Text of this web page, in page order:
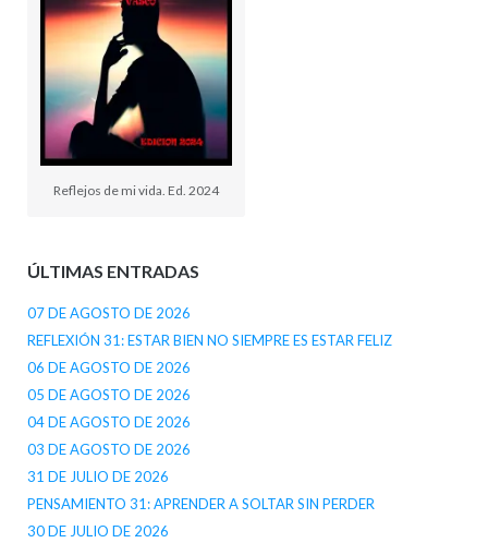
Reflejos de mi vida. Ed. 2024
ÚLTIMAS ENTRADAS
07 DE AGOSTO DE 2026
REFLEXIÓN 31: ESTAR BIEN NO SIEMPRE ES ESTAR FELIZ
06 DE AGOSTO DE 2026
05 DE AGOSTO DE 2026
04 DE AGOSTO DE 2026
03 DE AGOSTO DE 2026
31 DE JULIO DE 2026
PENSAMIENTO 31: APRENDER A SOLTAR SIN PERDER
30 DE JULIO DE 2026